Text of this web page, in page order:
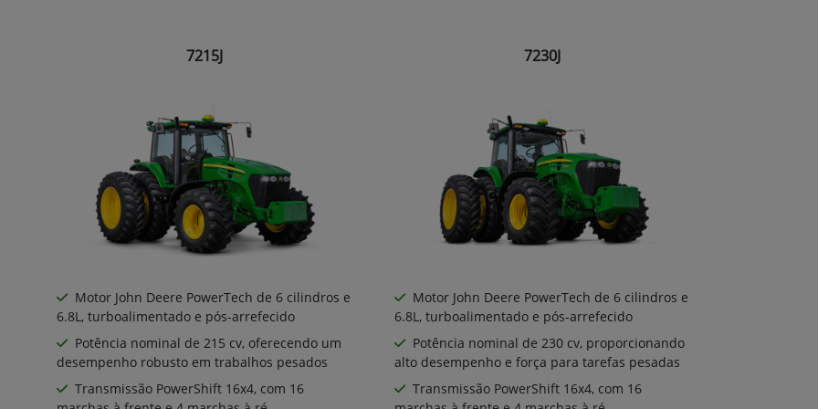
7215J
Motor John Deere PowerTech de 6 cilindros e
6.8L, turboalimentado e pós-arrefecido
Potência nominal de 215 cv, oferecendo um
desempenho robusto em trabalhos pesados
Transmissão PowerShift 16x4, com 16
7230J
Motor John Deere PowerTech de 6 cilindros e
6.8L, turboalimentado e pós-arrefecido
Potência nominal de 230 cv, proporcionando
alto desempenho e força para tarefas pesadas
Transmissão PowerShift 16x4, com 16